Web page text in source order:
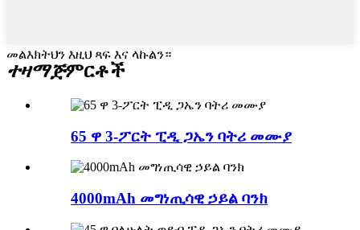
መልእክትህን እዚህ ጻፍ እና ላኩልን።
ተዛማጅምርቶች
65 ዋ 3-ፖርት ፒዲ ጋኤን ባትሪ መሙያ
4000mAh መግነጢሳዊ ኃይል ባንክ